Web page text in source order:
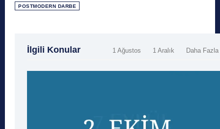
POSTMODERN DARBE
İlgili Konular 1 Ağustos 1 Aralık Daha Fazla